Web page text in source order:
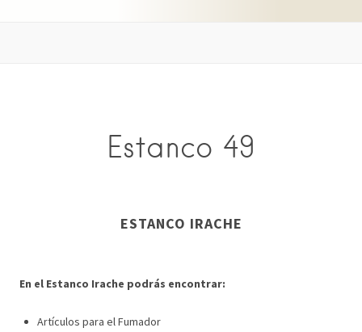
Estanco 49
ESTANCO IRACHE
En el Estanco Irache podrás encontrar:
Artículos para el Fumador